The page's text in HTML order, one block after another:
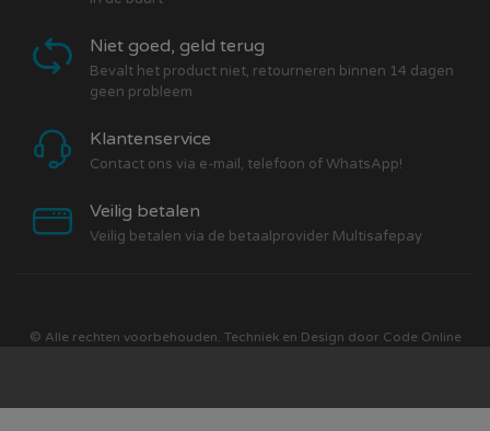
Niet goed, geld terug
Bevalt het product niet, retourneren binnen 14 dagen
geen probleem
Klantenservice
Contact ons via e-mail, telefoon of WhatsApp!
Veilig betalen
Veilig betalen via de betaalprovider Multisafepay
© Alle rechten voorbehouden. Techniek en Design door Code Online